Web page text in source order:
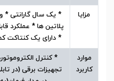
مزایا
* یک سال گارانتی * و
پلاتین ها * عملکرد
* دارای یک کنتاکت
موارد
کاربرد
* کنترل
تجهیزات برقی (در